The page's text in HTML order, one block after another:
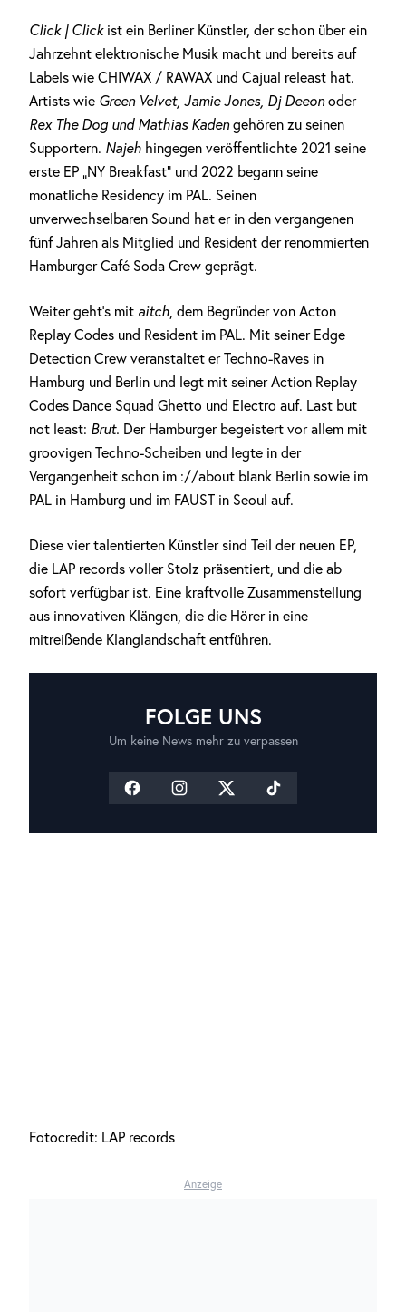
Click | Clickist ein Berliner Künstler, der schon über ein
Jahrzehnt elektronische Musik macht und bereits auf
Labels wie CHIWAX / RAWAX und Cajual releast hat.
Artists wie Green Velvet, Jamie Jones, Dj Deeonoder
Rex The Dog und Mathias Kadengehören zu seinen
Supportern. Najeh hingegen veröffentlichte 2021 seine
erste EP „NY Breakfast“ und 2022 begann seine
monatliche Residency im PAL. Seinen
unverwechselbaren Sound hat er in den vergangenen
fünf Jahren als Mitglied und Resident der renommierten
Hamburger Café Soda Crew geprägt.
Weiter geht’s mit aitch, dem Begründer von Acton
Replay Codes und Resident im PAL. Mit seiner Edge
Detection Crew veranstaltet er Techno-Raves in
Hamburg und Berlin und legt mit seiner Action Replay
Codes Dance Squad Ghetto und Electro auf. Last but
not least: Brut. Der Hamburger begeistert vor allem mit
groovigen Techno-Scheiben und legte in der
Vergangenheit schon im ://about blank Berlin sowie im
PAL in Hamburg und im FAUST in Seoul auf.
Diese vier talentierten Künstler sind Teil der neuen EP,
die LAP records voller Stolz präsentiert, und die ab
sofort verfügbar ist. Eine kraftvolle Zusammenstellung
aus innovativen Klängen, die die Hörer in eine
mitreißende Klanglandschaft entführen.
FOLGE UNS
Um keine News mehr zu verpassen
Fotocredit: LAP records
Anzeige